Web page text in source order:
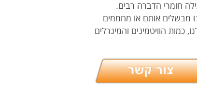
חומרי הדברה רבים.
מבשלים אותם או מחממים
הוויטמינים והמינרלים